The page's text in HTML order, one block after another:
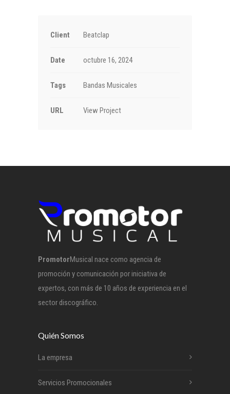
Client Beatclap
Date octubre 16, 2024
Tags Bandas Musicales
URL View Project
PromotorMusical nace como agencia de
promoción y comunicación por iniciativa de
expertos, con más de 10 años de experiencia en el
sector discográfico.
Quién Somos
La empresa
Servicios Promocionales